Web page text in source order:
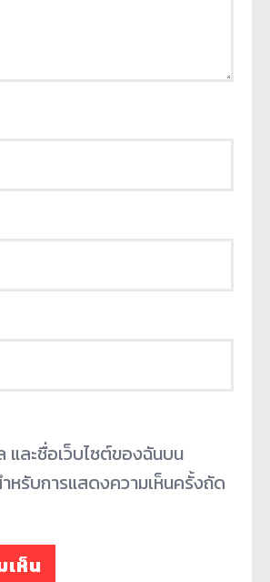
และชื่อเว็บไซต์ของฉันบน
ำหรับการแสดงความเห็นครั้งถัด